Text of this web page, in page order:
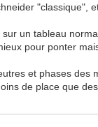
"classique",
un tableau
pour ponter
et phases
de place que